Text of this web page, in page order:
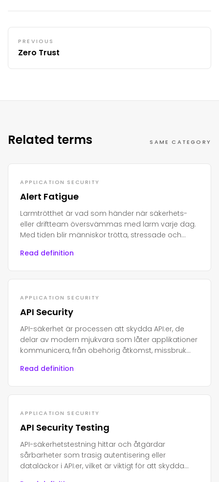
PREVIOUS
Zero Trust
Related terms SAME CATEGORY
APPLICATION SECURITY
Alert Fatigue
Larmtrötthet är vad som händer när säkerhets-
eller driftteam översvämmas med larm varje dag.
Med tiden blir människor trötta, stressade och
Read definition
APPLICATION SECURITY
API Security
API-säkerhet är processen att skydda API:er, de
delar av modern mjukvara som låter applikationer
kommunicera, från obehörig åtkomst, missbruk
Read definition
APPLICATION SECURITY
API Security Testing
API-säkerhetstestning hittar och åtgärdar
sårbarheter som trasig autentisering eller
dataläckor i API:er, vilket är viktigt för att skydda